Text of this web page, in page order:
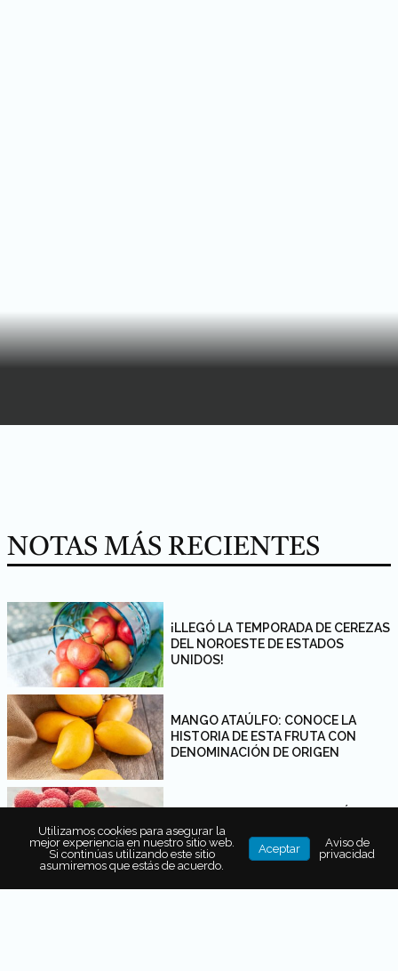
NOTAS MÁS RECIENTES
¡LLEGÓ LA TEMPORADA DE CEREZAS
DEL NOROESTE DE ESTADOS
UNIDOS!
MANGO ATAÚLFO: CONOCE LA
HISTORIA DE ESTA FRUTA CON
DENOMINACIÓN DE ORIGEN
CUÁNDO LLEGAN Y DÓNDE
ENCONTRARLOS
Utilizamos cookies para asegurar la
mejor experiencia en nuestro sitio web.
Si continúas utilizando este sitio
asumiremos que estás de acuerdo.
Aceptar
Aviso de
privacidad